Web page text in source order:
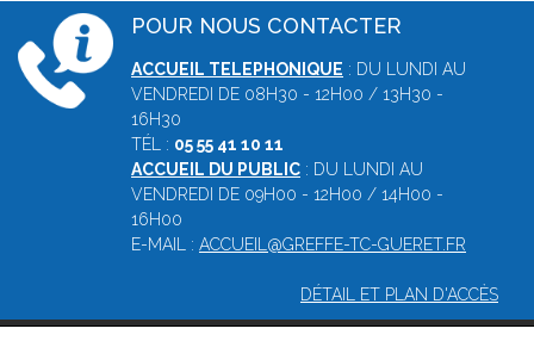
POUR NOUS CONTACTER
ACCUEIL TELEPHONIQUE : DU LUNDI AU
VENDREDI DE 08H30 - 12H00 / 13H30 -
16H30
TÉL : 05 55 41 10 11
ACCUEIL DU PUBLIC : DU LUNDI AU
VENDREDI DE 09H00 - 12H00 / 14H00 -
16H00
E-MAIL : ACCUEIL@GREFFE-TC-GUERET.FR
DÉTAIL ET PLAN D'ACCÈS